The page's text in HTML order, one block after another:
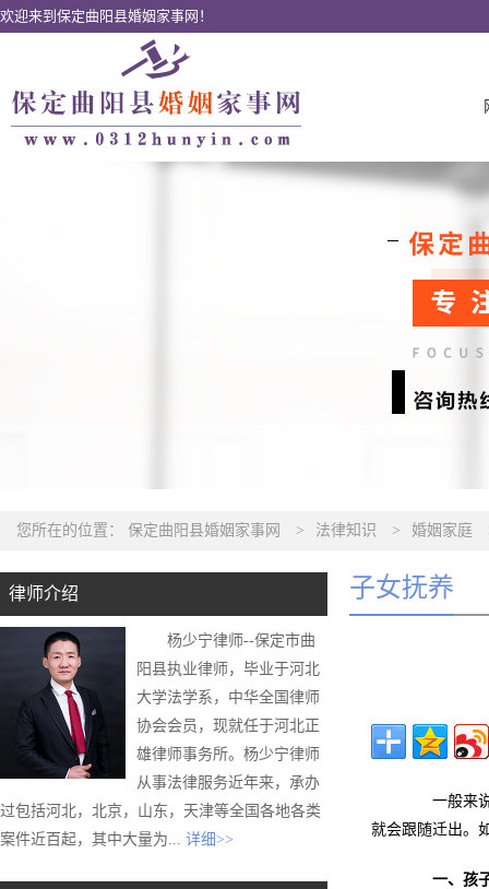
欢迎来到保定曲阳县婚姻家事网！
您所在的位置： 保定曲阳县婚姻家事网 > 法律知识 > 婚姻家庭
律师介绍
杨少宁律师--保定市曲
阳县执业律师，毕业于河北
大学法学系，中华全国律师
协会会员，现就任于河北正
雄律师事务所。杨少宁律师
从事法律服务近年来，承办
过包括河北，北京，山东，天津等全国各地各类
案件近百起，其中大量为... 详细>>
子女抚养
一般来说
就会跟随迁出。
一、孩